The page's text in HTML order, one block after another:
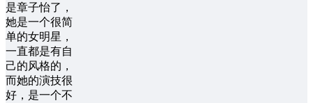
是章子怡了，
她是一个很简
单的女明星，
一直都是有自
己的风格的，
而她的演技很
好，是一个不